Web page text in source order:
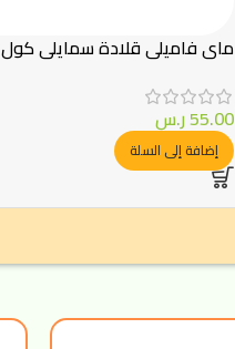
ماي فاميلي قلادة سمايلي كول
55.00ر.س
إضافة إلى السلة